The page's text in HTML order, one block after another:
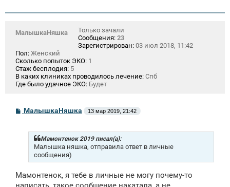
МалышкаНяшка
Только зачали
Сообщения: 23
Зарегистрирован: 03 июл 2018, 11:42
Пол: Женский
Сколько попыток ЭКО: 1
Стаж бесплодия: 5
В каких клиниках проводилось лечение: Спб
Где было удачное ЭКО: Будет
С
о
МалышкаНяшка 13 мар 2019, 21:42
Мамонтенок 2019 писал(а):
Малышка няшка, отправила ответ в личные
сообщения)
Мамонтенок, я тебе в личные не могу почему-то